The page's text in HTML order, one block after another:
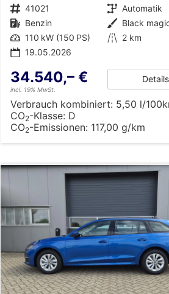
Fahrzeugnr. 41021 Getriebe Automatik
Kraftstoff Benzin Außenfarbe Black
Leistung 110 kW (150 PS) Kilometerstand 2 km
19.05.2026
34.540,– €
incl. 19% MwSt.
Details
Verbrauch kombiniert: 5,50 l/
CO2-Klasse: D
CO2-Emissionen: 117,00 g/km